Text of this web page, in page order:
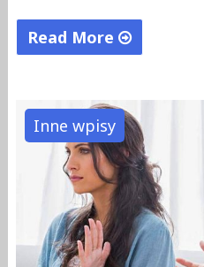
Read More
rozstanie
przerwa
zerwanie?"
Inne wpisy